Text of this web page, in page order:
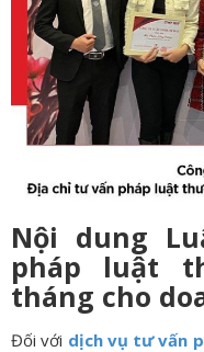
Nội dung
pháp luật
tháng cho
Đối với dịch vụ tư vấn